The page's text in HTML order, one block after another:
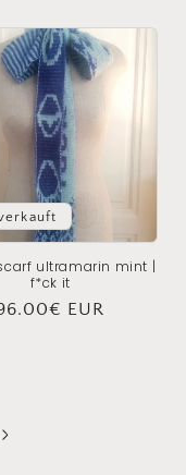
ultramarin mint |
f*ck it
EUR